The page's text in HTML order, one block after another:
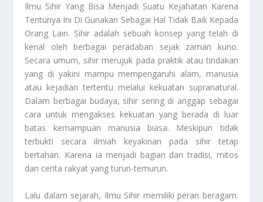
Ilmu Sihir Yang Bisa Menjadi Suatu Kejahatan Karena
Tentunya Ini Di Gunakan Sebagai Hal Tidak Baik Kepada
Orang Lain. Sihir adalah sebuah konsep yang telah di
kenal oleh berbagai peradaban sejak zaman kuno.
Secara umum, sihir merujuk pada praktik atau tindakan
yang di yakini mampu mempengaruhi alam, manusia
atau kejadian tertentu melalui kekuatan supranatural.
Dalam berbagai budaya, sihir sering di anggap sebagai
cara untuk mengakses kekuatan yang berada di luar
batas kemampuan manusia biasa. Meskipun tidak
terbukti secara ilmiah keyakinan pada sihir tetap
bertahan. Karena ia menjadi bagian dari tradisi, mitos
dan cerita rakyat yang turun-temurun.
Lalu dalam sejarah, Ilmu Sihir memiliki peran beragam.